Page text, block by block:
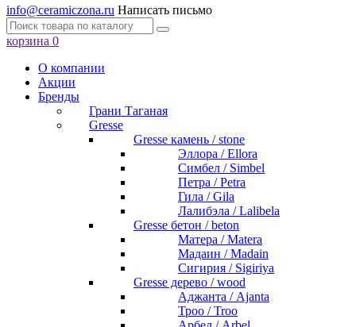
info@ceramiczona.ru Написать письмо
корзина 0
О компании
Акции
Бренды
Грани Таганая
Gresse
Gresse камень / stone
Эллора / Ellora
Симбел / Simbel
Петра / Petra
Гила / Gila
Лалибэла / Lalibela
Gresse бетон / beton
Матера / Matera
Мадаин / Madain
Сигирия / Sigiriya
Gresse дерево / wood
Аджанта / Ajanta
Троо / Troo